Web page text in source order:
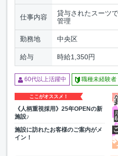
仕事内容
貸与されたスーツ
管理
勤務地 中央区
給与 時給1,350円
60代以上活躍中 職種未経験者
ここがオススメ！
《人柄重視採用》25年OPENの新
施設♪
施設に訪れたお客様のご案内がメ
イン！